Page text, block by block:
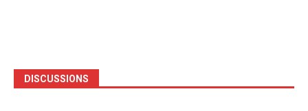
DISCUSSIONS